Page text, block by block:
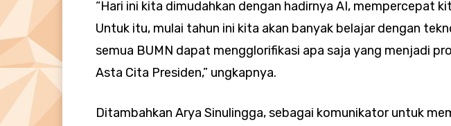
“Hari ini kita dimudahkan dengan hadirnya AI, mempercepat
Untuk itu, mulai tahun ini kita akan banyak belajar dengan
semua BUMN dapat mengglorifikasi apa saja yang menjadi
Asta Cita Presiden,” ungkapnya.
Ditambahkan Arya Sinulingga, sebagai komunikator untuk